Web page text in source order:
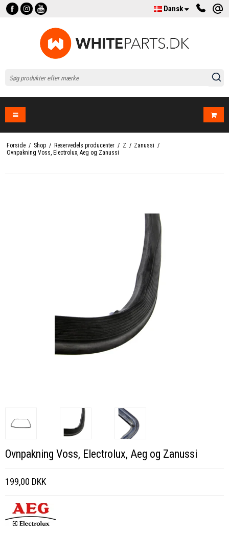
Dansk
Forside / Shop / Reservedels producenter / Z / Zanussi /
Ovnpakning Voss, Electrolux, Aeg og Zanussi
Ovnpakning Voss, Electrolux, Aeg og Zanussi
199,00 DKK